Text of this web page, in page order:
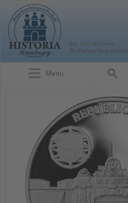
Menü